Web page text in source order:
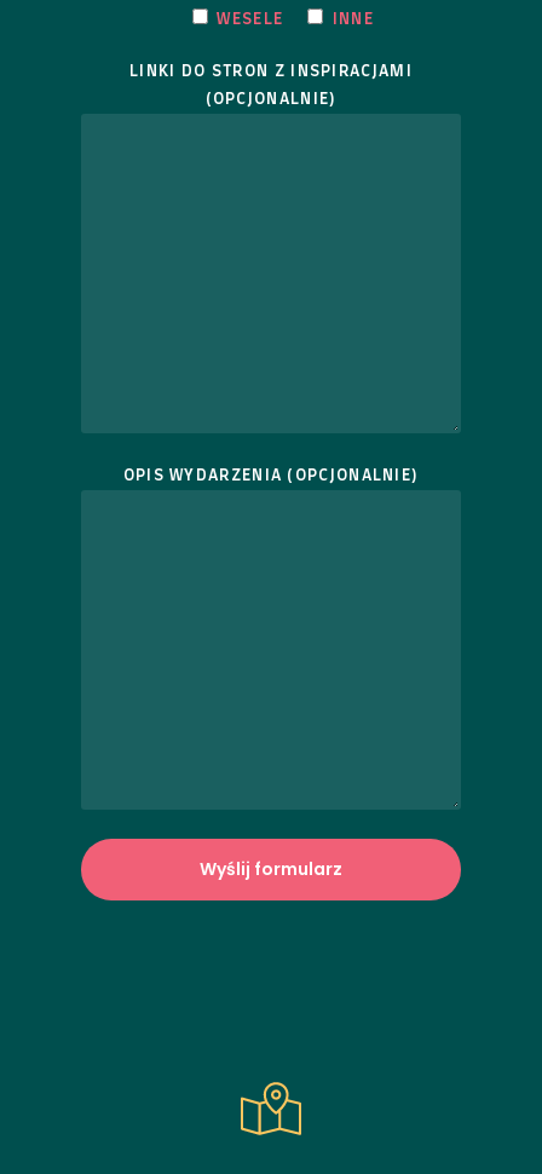
WESELE
INNE
LINKI DO STRON Z INSPIRACJAMI
(OPCJONALNIE)
OPIS WYDARZENIA (OPCJONALNIE)